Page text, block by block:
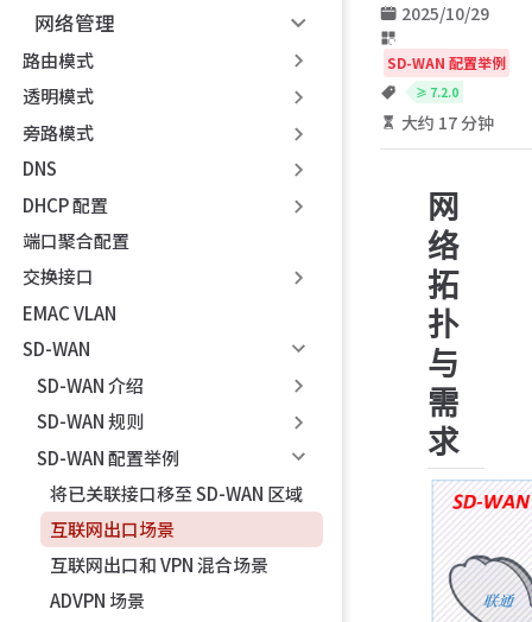
网络管理
路由模式
透明模式
旁路模式
DNS
DHCP 配置
端口聚合配置
交换接口
EMAC VLAN
SD-WAN
SD-WAN 介绍
SD-WAN 规则
SD-WAN 配置举例
将已关联接口移至 SD-WAN 区域
互联网出口场景
互联网出口和 VPN 混合场景
ADVPN 场景
2025/10/29
SD-WAN 配置举例
≥ 7.2.0
大约 17 分钟
网
络
拓
扑
与
需
求